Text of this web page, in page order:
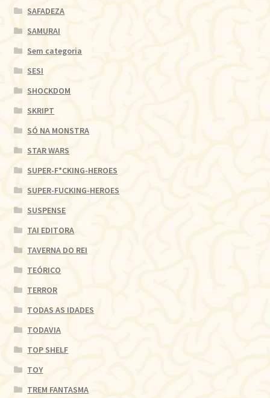
SAFADEZA
SAMURAI
Sem categoria
SESI
SHOCKDOM
SKRIPT
SÓ NA MONSTRA
STAR WARS
SUPER-F*CKING-HEROES
SUPER-FUCKING-HEROES
SUSPENSE
TAI EDITORA
TAVERNA DO REI
TEÓRICO
TERROR
TODAS AS IDADES
TODAVIA
TOP SHELF
TOY
TREM FANTASMA